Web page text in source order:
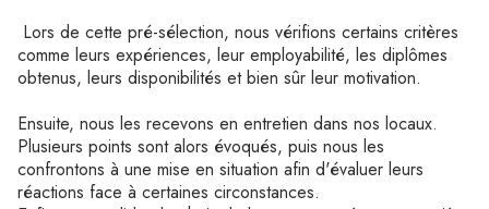
Lors de cette pré-sélection, nous vérifions certains critères
comme leurs expériences, leur employabilité, les diplômes
obtenus, leurs disponibilités et bien sûr leur motivation.
Ensuite, nous les recevons en entretien dans nos locaux.
Plusieurs points sont alors évoqués, puis nous les
confrontons à une mise en situation afin d'évaluer leurs
réactions face à certaines circonstances.